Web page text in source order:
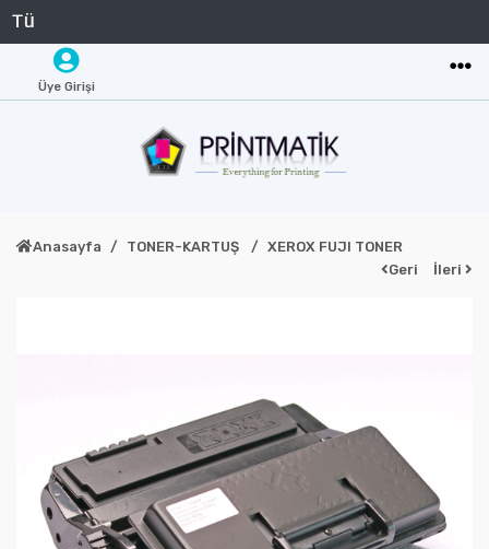
Üye Girişi
Anasayfa TONER-KARTUŞ
XEROX FUJI TONER
Geri
İleri